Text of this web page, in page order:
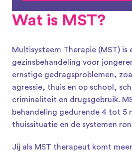
Wat is MST?
Multisysteem Therapie (MST) is
gezinsbehandeling voor
ernstige gedragsproblemen,
agressie, thuis en op school,
criminaliteit en drugsgebruik.
behandeling gedurende 4 tot 5
thuissituatie en de systemen
Jij als MST therapeut komt